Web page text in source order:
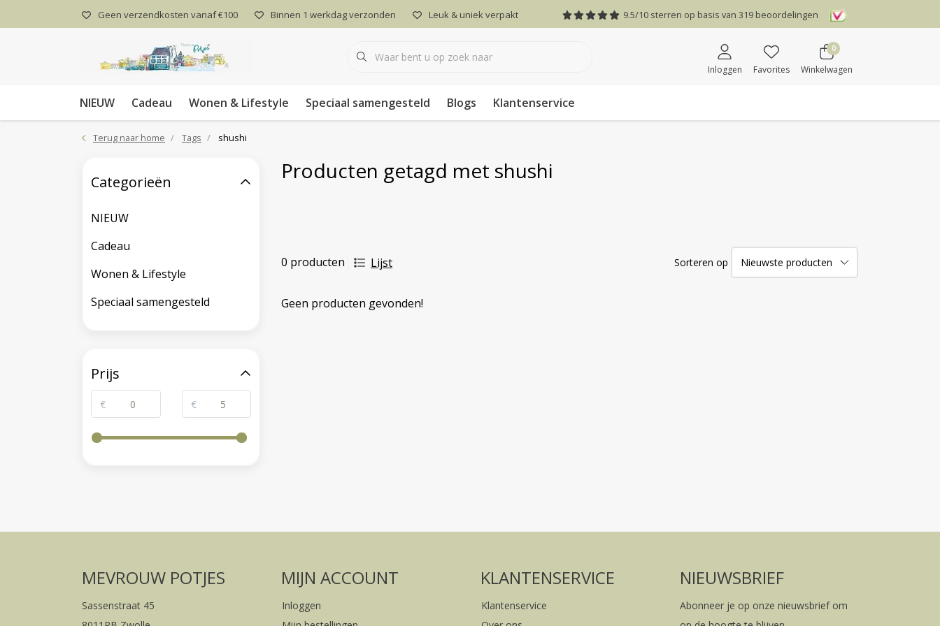
Geen verzendkosten vanaf €100 Binnen 1 werkdag verzonden Leuk & uniek verpakt 9.5/10 sterren op basis van 319 beoordelingen
Inloggen Favorites
0
Winkelwagen
NIEUW Cadeau Wonen & Lifestyle Speciaal samengesteld Blogs Klantenservice
Terug naar home Tags shushi
Producten getagd met shushi
0 producten Lijst Sorteren op
Geen producten gevonden!
Categorieën
NIEUW
Cadeau
Wonen & Lifestyle
Speciaal samengesteld
Prijs
€ €
MEVROUW POTJES
Sassenstraat 45
MIJN ACCOUNT
Inloggen
KLANTENSERVICE
Klantenservice
NIEUWSBRIEF
Abonneer je op onze nieuwsbrief om